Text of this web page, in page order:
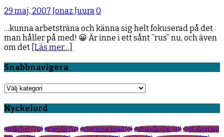
29 maj, 2007 Jonaz Juura0
…kunna arbetsträna och känna sig helt fokuserad på det
man håller på med! 😀 Är inne i ett sånt ”rus” nu, och även
om det [Läs mer…]
Snabbnavigera
Snabbnavigera
Nyckelord
andlighet (70) arbetsliv(12) Arbetsmarknad (6) Avhandlingar (41) digitalisering